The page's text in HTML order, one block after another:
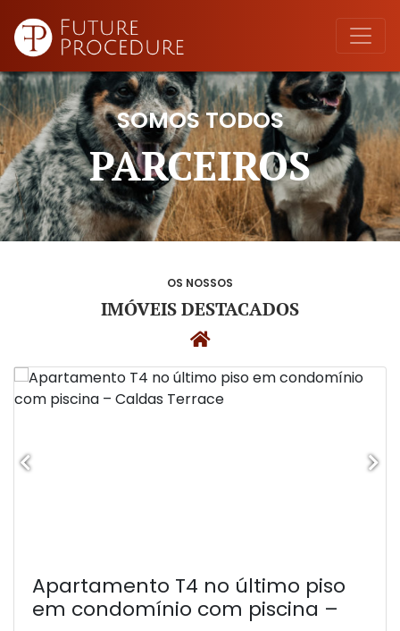
SOMOS TODOS
PARCEIROS
OS NOSSOS
IMÓVEIS DESTACADOS
Apartamento T4 no último piso
em condomínio com piscina –